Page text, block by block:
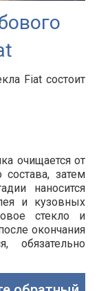
Fiatсостоит
очищается от
состава, затем
наносится
и кузовных
стекло и
окончания
обязательно